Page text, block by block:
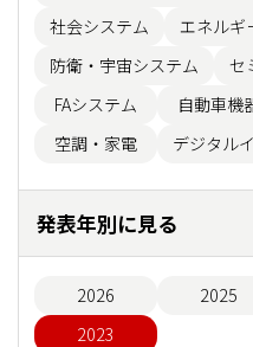
社会システム
エネルギ
防衛・宇宙システム
セ
FAシステム
自動車機
空調・家電
デジタル
発表年別に見る
2026 2025
2023